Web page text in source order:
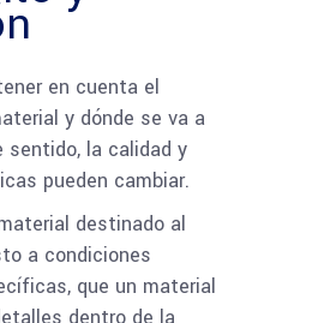
en cuenta el
y dónde se va a
sentido, la calidad y
pueden cambiar.
destinado al
a condiciones
que un material